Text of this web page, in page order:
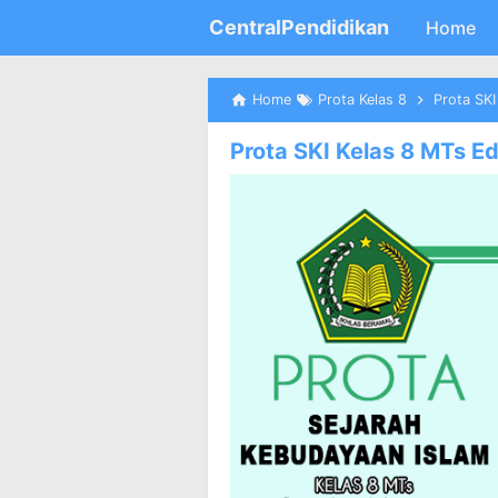
CentralPendidikan Home
Home Prota Kelas 8 Prota
Prota SKI Kelas 8 MTs